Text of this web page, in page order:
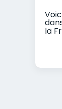
la